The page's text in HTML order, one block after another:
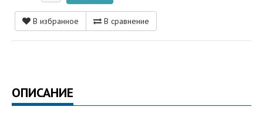
В избранное В сравнение
ОПИСАНИЕ